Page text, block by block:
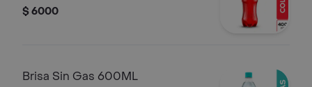
$ 6000
Brisa Sin Gas 600ML